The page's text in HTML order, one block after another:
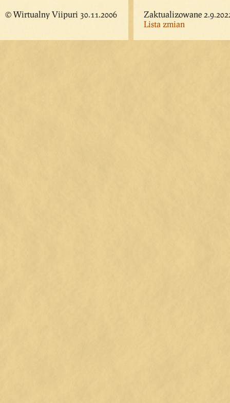
© Wirtualny Viipuri 30.11.2006
Zaktualizowane
Lista zmian